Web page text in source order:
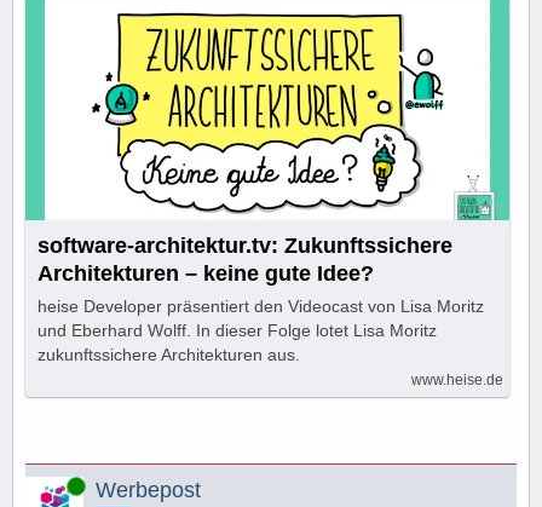
software-architektur.tv: Zukunftssichere
Architekturen – keine gute Idee?
heise Developer präsentiert den Videocast von Lisa Moritz
und Eberhard Wolff. In dieser Folge lotet Lisa Moritz
zukunftssichere Architekturen aus.
www.heise.de
Online Werbepost